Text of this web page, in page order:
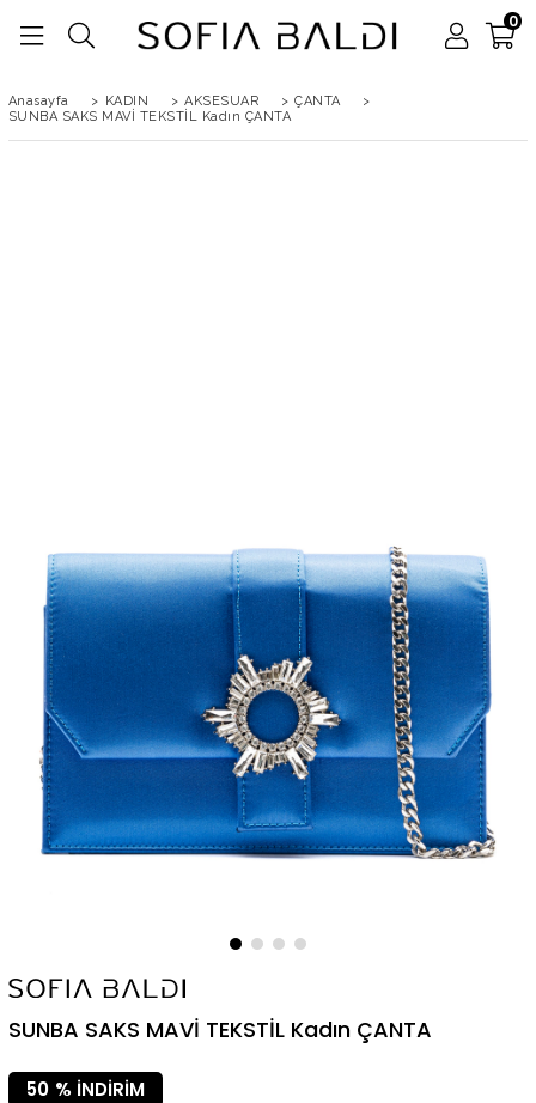
0
Anasayfa > KADIN > AKSESUAR > ÇANTA
>
SUNBA SAKS MAVİ TEKSTİL Kadın ÇANTA
SUNBA SAKS MAVİ TEKSTİL Kadın ÇANTA
%
50
İNDIRIM